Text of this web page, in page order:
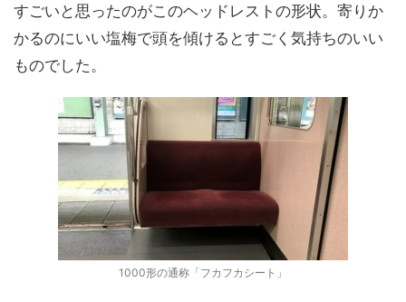
すごいと思ったのがこのヘッドレストの形状。寄りか
かるのにいい塩梅で頭を傾けるとすごく気持ちのいい
ものでした。
1000形の通称「フカフカシート」